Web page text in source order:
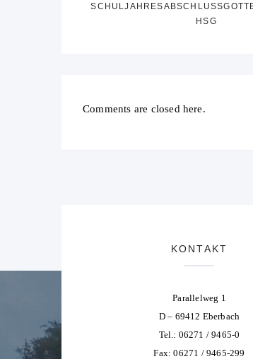
HSG
Comments are closed here.
KONTAKT
Parallelweg 1
D – 69412 Eberbach
Tel.: 06271 / 9465-0
Fax: 06271 / 9465-299